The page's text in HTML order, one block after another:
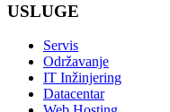
USLUGE
Servis
Održavanje
IT Inžinjering
Datacentar